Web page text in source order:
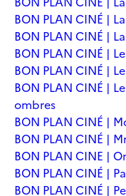
BON PLAN CINÉ |
BON PLAN CINÉ |
BON PLAN CINÉ |
BON PLAN CINÉ |
BON PLAN CINÉ |
ombres
BON PLAN CINÉ |
BON PLAN CINÉ |
BON PLAN CINE |
BON PLAN CINÉ |
BON PLAN CINÉ |